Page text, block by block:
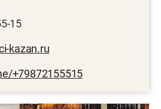
15
kazan.ru
+79872155515